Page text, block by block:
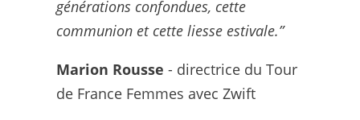
générations confondues, cette
communion et cette liesse estivale.”
Marion Rousse - directrice du Tour
de France Femmes avec Zwift